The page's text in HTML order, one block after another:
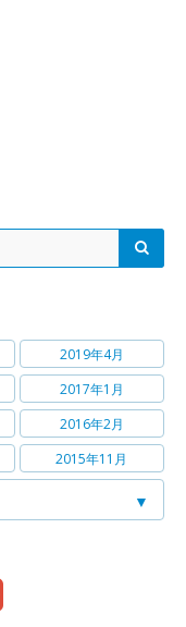
2019年4月
2017年1月
2016年2月
2015年11月